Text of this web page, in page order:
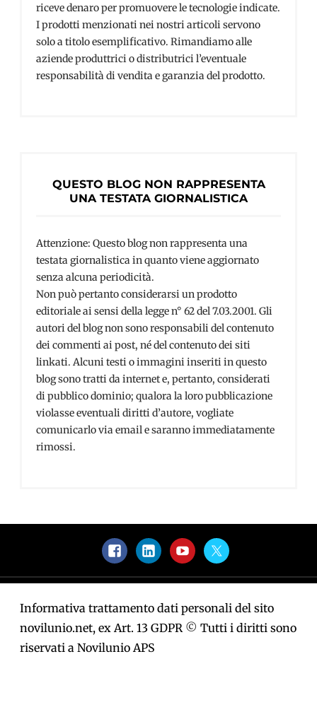
riceve denaro per promuovere le tecnologie indicate.
I prodotti menzionati nei nostri articoli servono
solo a titolo esemplificativo. Rimandiamo alle
aziende produttrici o distributrici l’eventuale
responsabilità di vendita e garanzia del prodotto.
QUESTO BLOG NON RAPPRESENTA
UNA TESTATA GIORNALISTICA
Attenzione: Questo blog non rappresenta una
testata giornalistica in quanto viene aggiornato
senza alcuna periodicità.
Non può pertanto considerarsi un prodotto
editoriale ai sensi della legge n° 62 del 7.03.2001. Gli
autori del blog non sono responsabili del contenuto
dei commenti ai post, né del contenuto dei siti
linkati. Alcuni testi o immagini inseriti in questo
blog sono tratti da internet e, pertanto, considerati
di pubblico dominio; qualora la loro pubblicazione
violasse eventuali diritti d’autore, vogliate
comunicarlo via email e saranno immediatamente
rimossi.
FacebookLinkedInYouTubeTwitter
Informativa trattamento dati personali del sito
novilunio.net, ex Art. 13 GDPR © Tutti i diritti sono
riservati a Novilunio APS